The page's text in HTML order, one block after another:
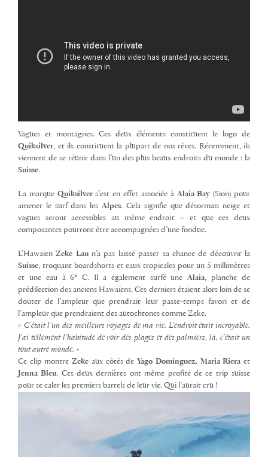
Vagues et montagnes. Ces deux éléments constituent le logo de
Quiksilver, et ils constituent la plupart de nos rêves. Récemment, ils
viennent de se réunir dans l’un des plus beaux endroits du monde : la
Suisse.
La marque Quiksilvers’est en effet associée à Alaia Bay (Sion) pour
amener le surf dans lesAlpes. Cela signifie que désormais neige et
vagues seront accessibles au même endroit – et que ces deux
composantes pourront être accompagnées d’une fondue.
L’HawaïenZeke Laun’a pas laissé passer sa chance de découvrir la
Suisse, troquant boardshorts et eaux tropicales pour un 5 millimètres
et une eau à 6° C. Il a également surfé uneAlaia, planche de
prédilection des anciens Hawaïens. Ces derniers étaient alors loin de se
douter de l’ampleur que prendrait leur passe-temps favori et de
l’ampleur que prendraient des autochtones comme Zeke.
« C’était l’un des meilleurs voyages de ma vie. L’endroit était incroyable.
J’ai tellement l’habitude de voir des plages et des palmiers, là, c’était un
tout autre monde. »
Ce clip montreZeke aux côtés de Yago Dominguez, Maria Riera et
Jenna Bleu. Ces deux dernières ont même profité de ce trip suisse
pour se caler les premiers barrels de leur vie. Qui l’aurait cru !